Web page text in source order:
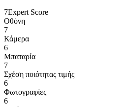
7Expert Score
Οθόνη
7
Κάμερα
6
Μπαταρία
7
Σχέση ποιότητας τιμής
6
Φωτογραφίες
6